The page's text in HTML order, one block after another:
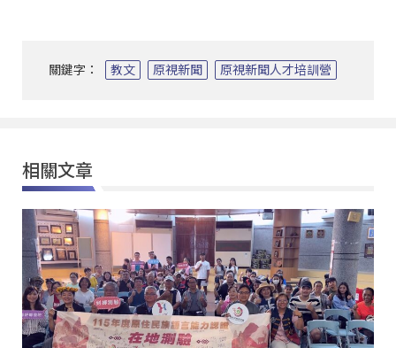
關鍵字： 教文 原視新聞 原視新聞人才培訓營
相關文章